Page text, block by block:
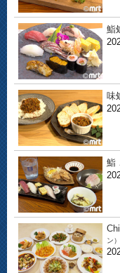
鮨
味
鮨
ン）